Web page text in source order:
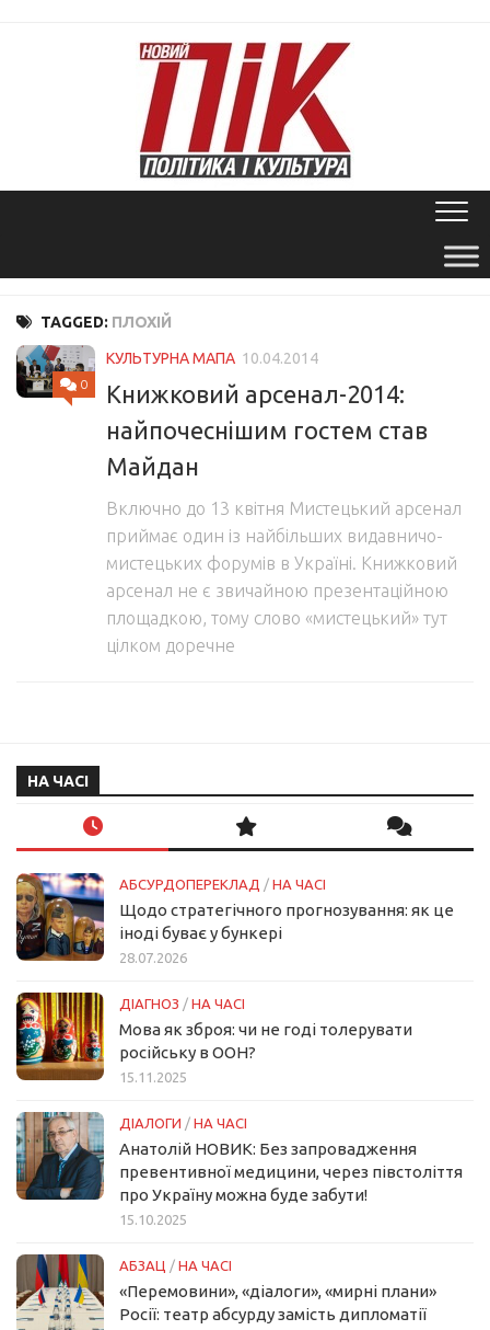
TAGGED: ПЛОХІЙ
0
КУЛЬТУРНА МАПА 10.04.2014
Книжковий арсенал-2014:
найпочеснішим гостем став
Майдан
Включно до 13 квітня Мистецький арсенал
приймає один із найбільших видавничо-
мистецьких форумів в Україні. Книжковий
арсенал не є звичайною презентаційною
площадкою, тому слово «мистецький» тут
цілком доречне
НА ЧАСІ
АБСУРДОПЕРЕКЛАД / НА ЧАСІ
Щодо стратегічного прогнозування: як це
іноді буває у бункері
28.07.2026
ДІАГНОЗ / НА ЧАСІ
Мова як зброя: чи не годі толерувати
російську в ООН?
15.11.2025
ДІАЛОГИ / НА ЧАСІ
Анатолій НОВИК: Без запровадження
превентивної медицини, через півстоліття
про Україну можна буде забути!
15.10.2025
АБЗАЦ / НА ЧАСІ
«Перемовини», «діалоги», «мирні плани»
Росії: театр абсурду замість дипломатії